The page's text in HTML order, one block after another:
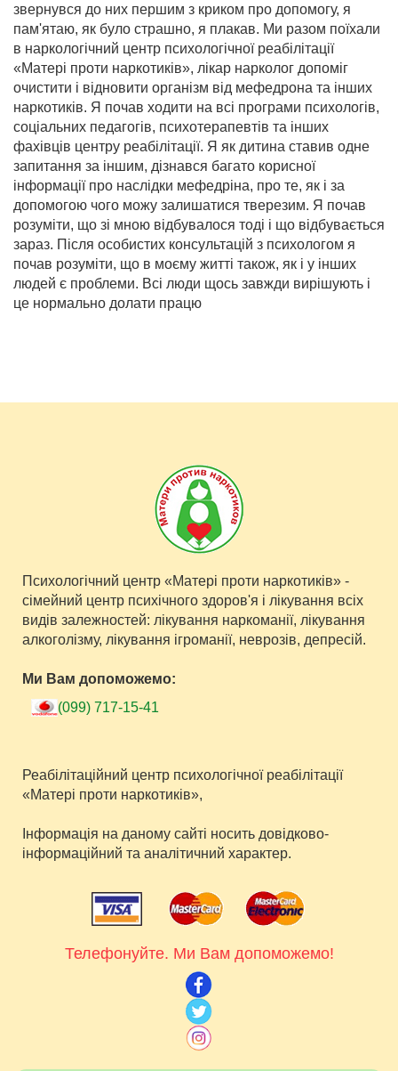
звернувся до них першим з криком про допомогу, я
пам'ятаю, як було страшно, я плакав. Ми разом поїхали
в наркологічний центр психологічної реабілітації
«Матері проти наркотиків», лікар нарколог допоміг
очистити і відновити організм від мефедрона та інших
наркотиків. Я почав ходити на всі програми психологів,
соціальних педагогів, психотерапевтів та інших
фахівців центру реабілітації. Я як дитина ставив одне
запитання за іншим, дізнався багато корисної
інформації про наслідки мефедріна, про те, як і за
допомогою чого можу залишатися тверезим. Я почав
розуміти, що зі мною відбувалося тоді і що відбувається
зараз. Після особистих консультацій з психологом я
почав розуміти, що в моєму житті також, як і у інших
людей є проблеми. Всі люди щось завжди вирішують і
це нормально долати працю
Психологічний центр «Матері проти наркотиків» -
сімейний центр психічного здоров'я і лікування всіх
видів залежностей: лікування наркоманії, лікування
алкоголізму, лікування ігроманії, неврозів, депресій.
Ми Вам допоможемо:
(099) 717-15-41
Реабілітаційний центр психологічної реабілітації
«Матері проти наркотиків»,
Iнформація на даному сайті носить довідково-
інформаційний та аналітичний характер.
Телефонуйте. Ми Вам допоможемо!